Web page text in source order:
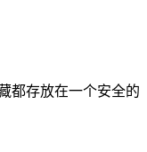
都存放在一个安全的